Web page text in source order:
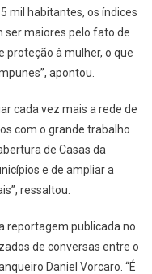
mil habitantes, os índices
ser maiores pelo fato de
proteção à mulher, o que
apontou.
cada vez mais a rede de
com o grande trabalho
de Casas da
e de ampliar a
ressaltou.
reportagem publicada no
de conversas entre o
Daniel Vorcaro. “É